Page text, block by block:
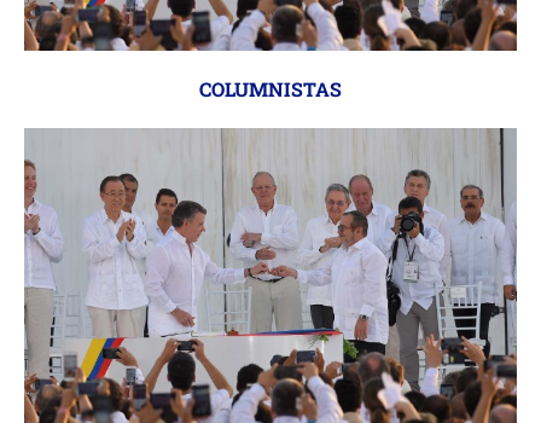
COLUMNISTAS